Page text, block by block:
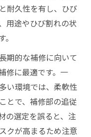
耐久性を有し、ひび
用途やひび割れの状
期的な補修に向いて
修に最適です。一
い環境では、柔軟性
とで、補修部の追従
の選定を誤ると、注
クが高まるため注意